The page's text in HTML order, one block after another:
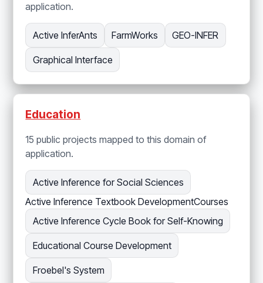
application.
Active InferAnts FarmWorks GEO-INFER
Graphical Interface
Education
15 public projects mapped to this domain of
application.
Active Inference for Social Sciences
Active Inference Textbook DevelopmentCourses
Active Inference Cycle Book for Self-Knowing
Educational Course Development
Froebel's System